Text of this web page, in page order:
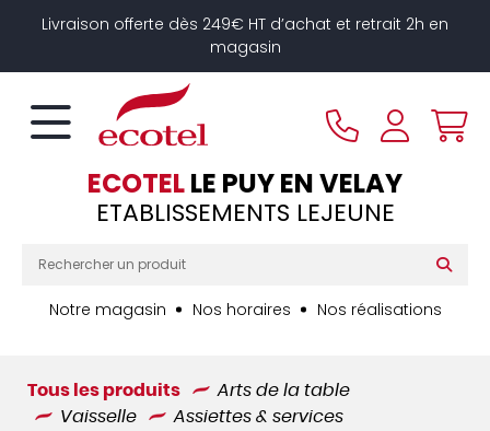
Livraison offerte dès 249€ HT d’achat et retrait 2h en
magasin
ECOTELLE PUY EN VELAY
ETABLISSEMENTS LEJEUNE
Notre magasin Nos horaires Nos réalisations
Tous les produits
Arts de la table
Vaisselle
Assiettes & services
Panneau de gestion des cookies